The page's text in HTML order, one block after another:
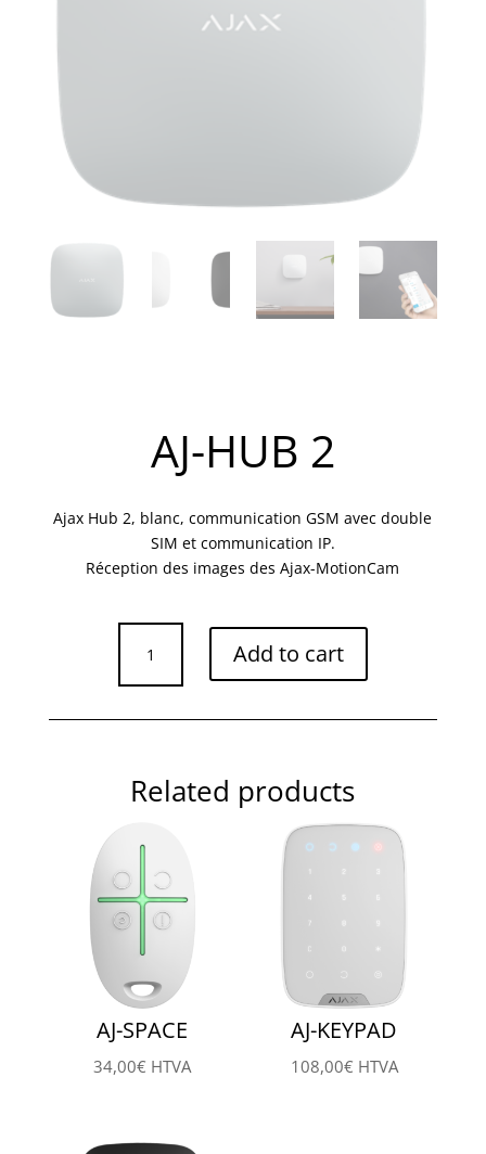
AJ-HUB 2
Ajax Hub 2, blanc, communication GSM avec double
SIM et communication IP.
Réception des images des Ajax-MotionCam
HUB
2
Add to cart
Related products
AJ-SPACE
34,00€ HTVA
AJ-KEYPAD
108,00€ HTVA